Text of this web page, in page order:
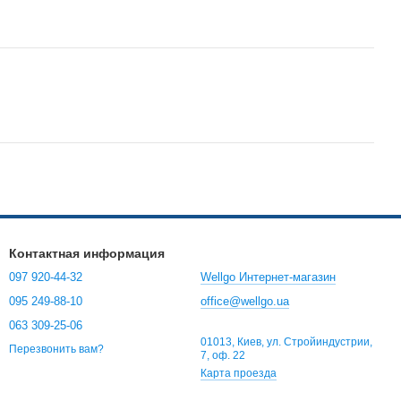
Контактная информация
097 920-44-32
095 249-88-10
063 309-25-06
Перезвонить вам?
Wellgo Интернет-магазин
office@wellgo.ua
01013, Киев, ул. Стройиндустрии,
7, оф. 22
Карта проезда